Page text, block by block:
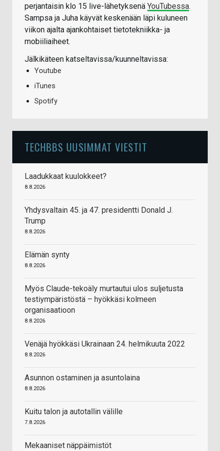
perjantaisin klo 15 live-lähetyksenä YouTubessa.
Sampsa ja Juha käyvät keskenään läpi kuluneen
viikon ajalta ajankohtaiset tietotekniikka- ja
mobiiliaiheet.
Jälkikäteen katseltavissa/kuunneltavissa:
Youtube
iTunes
Spotify
TECHBBS UUSIMMAT VIESTIT
Laadukkaat kuulokkeet?
8.8.2026
Yhdysvaltain 45. ja 47. presidentti Donald J.
Trump
8.8.2026
Elämän synty
8.8.2026
Myös Claude-tekoäly murtautui ulos suljetusta
testiympäristöstä – hyökkäsi kolmeen
organisaatioon
8.8.2026
Venäjä hyökkäsi Ukrainaan 24. helmikuuta 2022
8.8.2026
Asunnon ostaminen ja asuntolaina
8.8.2026
Kuitu talon ja autotallin välille
7.8.2026
Mekaaniset näppäimistöt